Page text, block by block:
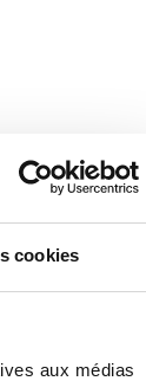
cookies
aux médias